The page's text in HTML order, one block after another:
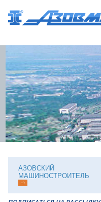
АЗОВСКИЙ
МАШИНОСТРОИТЕЛЬ